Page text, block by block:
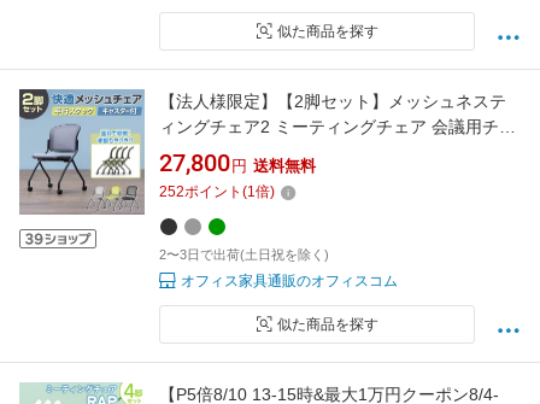
似た商品を探す
【法人様限定】【2脚セット】メッシュネステ
ィングチェア2 ミーティングチェア 会議用チェ
ア 会議椅子 会議室 椅子 メッシュ デスクチェア
オフィスチェア ワークチェア 事務椅子 スタッ
キング可能 平行スタッキング
27,800 円 送料無料
252ポイント (1倍)
2〜3日で出荷(土日祝を除く)
オフィス家具通販のオフィスコム
似た商品を探す
【P5倍8/10 13-15時&最大1万円クーポン8/4-